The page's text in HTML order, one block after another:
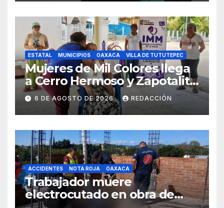
ESTATAL MUNICIPIOS OAXACA VILLA DE TUTUTEPEC
Mujeres de Mil Colores llega
a Cerro Hermoso y Zapotalito
para fortalecer redes de
apoyo y prevenir violencias
6 DE AGOSTO DE 2026 REDACCIÓN
ACCIDENTES NOTA ROJA OAXACA
Trabajador muere
electrocutado en obra de